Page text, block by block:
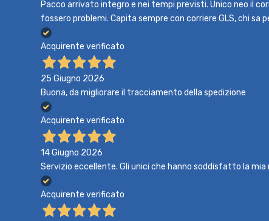
Pacco arrivato integro e nei tempi previsti. Unico neo il
fossero problemi. Capita sempre con corriere GLS, chi sa
Acquirente verificato
25 Giugno 2026
Buona, da migliorare il tracciamento della spedizione
Acquirente verificato
14 Giugno 2026
Servizio eccellente. Gli unici che hanno soddisfatto la
Acquirente verificato